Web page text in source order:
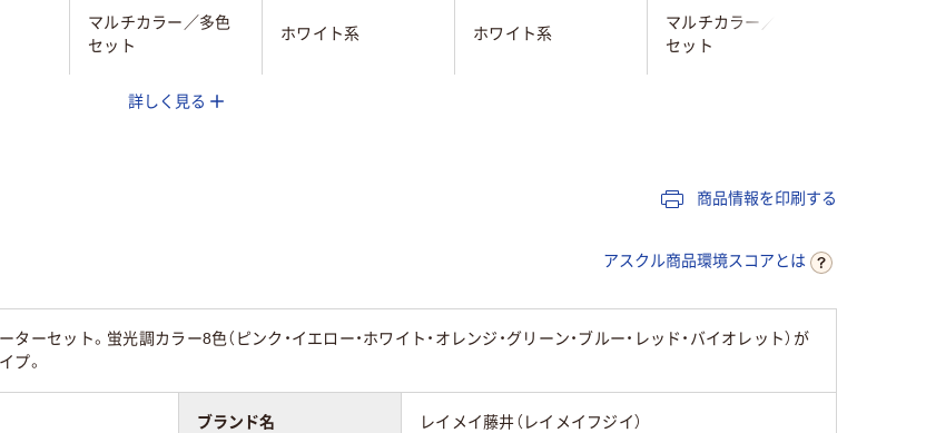
マルチカラー／多色
セット
ホワイト系 ホワイト系
マルチカラー／多色
セット
キャップ式
詳しく見る
商品情報を印刷する
アスクル商品環境スコアとは
ーセット。蛍光調カラー8色（ピンク・イエロー・ホワイト・オレンジ・グリーン・ブルー・レッド・バイオレット）が
プ。
ブランド名 レイメイ藤井（レイメイフジイ）